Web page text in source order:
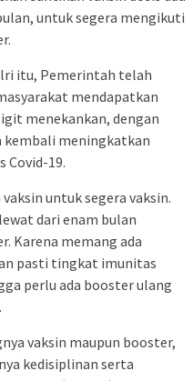
untuk segera mengikuti
itu, Pemerintah telah
mendapatkan
menekankan, dengan
kembali meningkatkan
Covid-19.
untuk segera vaksin.
dari enam bulan
Karena memang ada
pasti tingkat imunitas
perlu ada booster ulang
vaksin maupun booster,
kedisiplinan serta